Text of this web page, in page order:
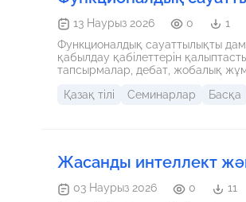
13 Наурыз 2026 0
1
Функционалдық сауаттылықты
қабылдау қабілеттерін
тапсырмалар, дебат, жобалық
Қазақ тілі
Семинарлар Басқа
Жасанды интеллект
03 Наурыз 2026 0
11